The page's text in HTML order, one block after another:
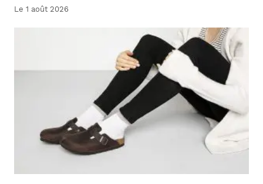
Le 1 août 2026